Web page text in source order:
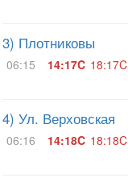
3) Плотниковы
06:15 14:17C 18:17C
4) Ул. Верховская
06:16 14:18C 18:18C